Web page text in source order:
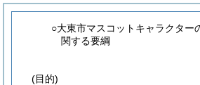
○大東市マスコットキャラクター
関する要綱
(目的)